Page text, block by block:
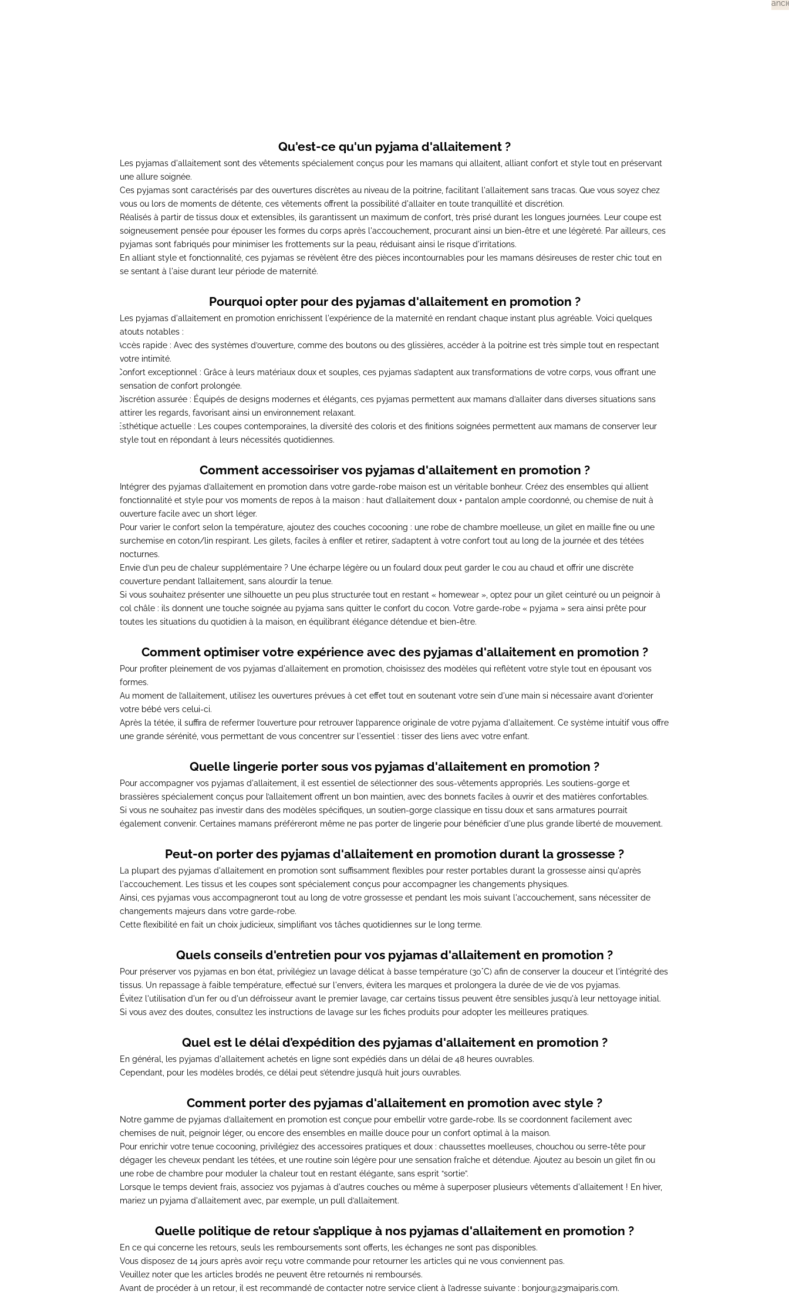
Qu'est-ce qu'un pyjama d'allaitement ?
Les pyjamas d'allaitement sont des vêtements spécialement conçus pour les mamans qui allaitent, alliant confort et style tout en préservant
une allure soignée.
Ces pyjamas sont caractérisés par des ouvertures discrètes au niveau de la poitrine, facilitant l'allaitement sans tracas. Que vous soyez chez
vous ou lors de moments de détente, ces vêtements offrent la possibilité d'allaiter en toute tranquillité et discrétion.
Réalisés à partir de tissus doux et extensibles, ils garantissent un maximum de confort, très prisé durant les longues journées. Leur coupe est
soigneusement pensée pour épouser les formes du corps après l'accouchement, procurant ainsi un bien-être et une légèreté. Par ailleurs, ces
pyjamas sont fabriqués pour minimiser les frottements sur la peau, réduisant ainsi le risque d'irritations.
En alliant style et fonctionnalité, ces pyjamas se révèlent être des pièces incontournables pour les mamans désireuses de rester chic tout en
se sentant à l'aise durant leur période de maternité.
Pourquoi opter pour des pyjamas d'allaitement en promotion ?
Les pyjamas d'allaitement en promotion enrichissent l'expérience de la maternité en rendant chaque instant plus agréable. Voici quelques
atouts notables :
Accès rapide : Avec des systèmes d’ouverture, comme des boutons ou des glissières, accéder à la poitrine est très simple tout en respectant
votre intimité.
Confort exceptionnel : Grâce à leurs matériaux doux et souples, ces pyjamas s’adaptent aux transformations de votre corps, vous offrant une
sensation de confort prolongée.
Discrétion assurée : Équipés de designs modernes et élégants, ces pyjamas permettent aux mamans d’allaiter dans diverses situations sans
attirer les regards, favorisant ainsi un environnement relaxant.
Esthétique actuelle : Les coupes contemporaines, la diversité des coloris et des finitions soignées permettent aux mamans de conserver leur
style tout en répondant à leurs nécessités quotidiennes.
Comment accessoiriser vos pyjamas d'allaitement en promotion ?
Intégrer des pyjamas d’allaitement en promotion dans votre garde-robe maison est un véritable bonheur. Créez des ensembles qui allient
fonctionnalité et style pour vos moments de repos à la maison : haut d’allaitement doux + pantalon ample coordonné, ou chemise de nuit à
ouverture facile avec un short léger.
Pour varier le confort selon la température, ajoutez des couches cocooning : une robe de chambre moelleuse, un gilet en maille fine ou une
surchemise en coton/lin respirant. Les gilets, faciles à enfiler et retirer, s’adaptent à votre confort tout au long de la journée et des tétées
nocturnes.
Envie d’un peu de chaleur supplémentaire ? Une écharpe légère ou un foulard doux peut garder le cou au chaud et offrir une discrète
couverture pendant l’allaitement, sans alourdir la tenue.
Si vous souhaitez présenter une silhouette un peu plus structurée tout en restant « homewear » , optez pour un gilet ceinturé ou un peignoir à
col châle : ils donnent une touche soignée au pyjama sans quitter le confort du cocon. Votre garde-robe « pyjama » sera ainsi prête pour
toutes les situations du quotidien à la maison, en équilibrant élégance détendue et bien-être.
Comment optimiser votre expérience avec des pyjamas d'allaitement en promotion ?
Pour profiter pleinement de vos pyjamas d'allaitement en promotion, choisissez des modèles qui reflètent votre style tout en épousant vos
formes.
Au moment de l’allaitement, utilisez les ouvertures prévues à cet effet tout en soutenant votre sein d'une main si nécessaire avant d’orienter
votre bébé vers celui-ci.
Après la tétée, il suffira de refermer l’ouverture pour retrouver l’apparence originale de votre pyjama d'allaitement. Ce système intuitif vous offre
une grande sérénité, vous permettant de vous concentrer sur l'essentiel : tisser des liens avec votre enfant.
Quelle lingerie porter sous vos pyjamas d'allaitement en promotion ?
Pour accompagner vos pyjamas d'allaitement, il est essentiel de sélectionner des sous-vêtements appropriés. Les soutiens-gorge et
brassières spécialement conçus pour l’allaitement offrent un bon maintien, avec des bonnets faciles à ouvrir et des matières confortables.
Si vous ne souhaitez pas investir dans des modèles spécifiques, un soutien-gorge classique en tissu doux et sans armatures pourrait
également convenir. Certaines mamans préféreront même ne pas porter de lingerie pour bénéficier d'une plus grande liberté de mouvement.
Peut-on porter des pyjamas d'allaitement en promotion durant la grossesse ?
La plupart des pyjamas d'allaitement en promotion sont suffisamment flexibles pour rester portables durant la grossesse ainsi qu'après
l'accouchement. Les tissus et les coupes sont spécialement conçus pour accompagner les changements physiques.
Ainsi, ces pyjamas vous accompagneront tout au long de votre grossesse et pendant les mois suivant l'accouchement, sans nécessiter de
changements majeurs dans votre garde-robe.
Cette flexibilité en fait un choix judicieux, simplifiant vos tâches quotidiennes sur le long terme.
Quels conseils d'entretien pour vos pyjamas d'allaitement en promotion ?
Pour préserver vos pyjamas en bon état, privilégiez un lavage délicat à basse température (30°C) afin de conserver la douceur et l'intégrité des
tissus. Un repassage à faible température, effectué sur l'envers , évitera les marques et prolongera la durée de vie de vos pyjamas.
Évitez l'utilisation d'un fer ou d'un défroisseur avant le premier lavage , car certains tissus peuvent être sensibles jusqu'à leur nettoyage initial.
Si vous avez des doutes, consultez les instructions de lavage sur les fiches produits pour adopter les meilleures pratiques.
Quel est le délai d’expédition des pyjamas d'allaitement en promotion ?
En général, les pyjamas d'allaitement achetés en ligne sont expédiés dans un délai de 48 heures ouvrables.
Cependant, pour les modèles brodés , ce délai peut s’étendre jusqu’à huit jours ouvrables.
Comment porter des pyjamas d'allaitement en promotion avec style ?
Notre gamme de pyjamas d’allaitement en promotion est conçue pour embellir votre garde-robe. Ils se coordonnent facilement avec
chemises de nuit, peignoir léger, ou encore des ensembles en maille douce pour un confort optimal à la maison.
Pour enrichir votre tenue cocooning, privilégiez des accessoires pratiques et doux : chaussettes moelleuses, chouchou ou serre-tête pour
dégager les cheveux pendant les tétées, et une routine soin légère pour une sensation fraîche et détendue. Ajoutez au besoin un gilet fin ou
une robe de chambre pour moduler la chaleur tout en restant élégante, sans esprit “sortie”.
Lorsque le temps devient frais, associez vos pyjamas à d'autres couches ou même à superposer plusieurs vêtements d'allaitement ! En hiver,
mariez un pyjama d'allaitement avec, par exemple, un pull d’allaitement.
Quelle politique de retour s’applique à nos pyjamas d'allaitement en promotion ?
En ce qui concerne les retours, seuls les remboursements sont offerts , les échanges ne sont pas disponibles.
Vous disposez de 14 jours après avoir reçu votre commande pour retourner les articles qui ne vous conviennent pas.
Veuillez noter que les articles brodés ne peuvent être retournés ni remboursés.
Avant de procéder à un retour , il est recommandé de contacter notre service client à l’adresse suivante : bonjour@23maiparis.com.